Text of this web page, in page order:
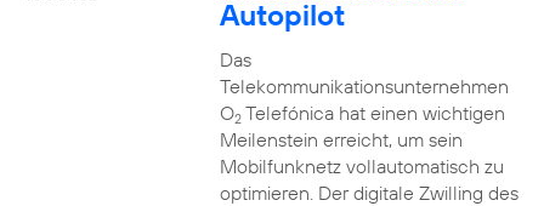
Autopilot
Das
Telekommunikationsunternehmen
O2Telefónica hat einen wichtigen
Meilenstein erreicht, um sein
Mobilfunknetz vollautomatisch zu
optimieren. Der digitale Zwilling des